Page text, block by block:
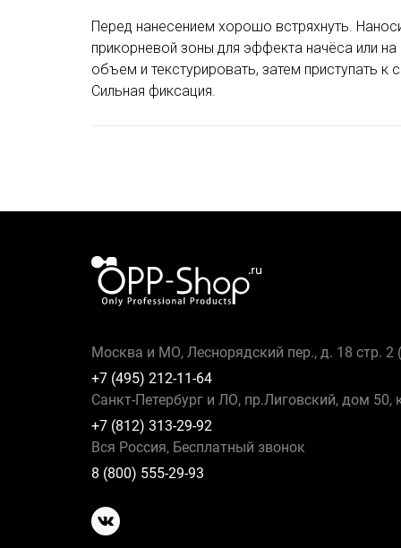
Перед нанесением хорошо встряхнуть.
прикорневой зоны для эффекта начёса или
объем и текстурировать, затем приступать к
Сильная фиксация.
Москва и МО, Леснорядский пер., д. 18 стр. 2
+7 (495) 212-11-64
Санкт-Петербург и ЛО, пр.Лиговский, дом 50,
+7 (812) 313-29-92
Вся Россия, Бесплатный звонок
8 (800) 555-29-93